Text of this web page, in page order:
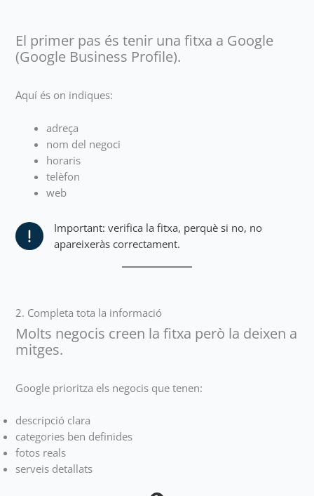
El primer pas és tenir una fitxa a Google
(Google Business Profile).
Aquí és on indiques:
adreça
nom del negoci
horaris
telèfon
web
Important: verifica la fitxa, perquè si no, no
apareixeràs correctament.
2. Completa tota la informació
Molts negocis creen la fitxa però la deixen a
mitges.
Google prioritza els negocis que tenen:
descripció clara
categories ben definides
fotos reals
serveis detallats